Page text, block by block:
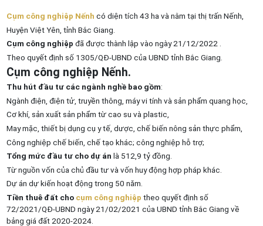
Cụm công nghiệp Nếnh có diện tích 43 ha và nằm tại thị trấn Nếnh,
Huyện Việt Yên, tỉnh Bắc Giang.
Cụm công nghiệp đã được thành lập vào ngày 21/12/2022 .
Theo quyết định số 1305/QĐ-UBND của UBND tỉnh Bắc Giang.
Cụm công nghiệp Nếnh.
Thu hút đầu tư các ngành nghề bao gồm:
Ngành điện, điện tử, truyền thông, máy vi tính và sản phẩm quang học,
Cơ khí, sản xuất sản phẩm từ cao su và plastic,
May mặc, thiết bị dụng cụ y tế, dược, chế biến nông sản thực phẩm,
Công nghiệp chế biến, chế tạo khác; công nghiệp hỗ trợ;
Tổng mức đầu tư cho dự án là 512,9 tỷ đồng.
Từ nguồn vốn của chủ đầu tư và vốn huy động hợp pháp khác.
Dự án dự kiến hoạt động trong 50 năm.
Tiền thuê đất cho cụm công nghiệp theo quyết định số
72/2021/QĐ-UBND ngày 21/02/2021 của UBND tỉnh Bắc Giang về
bảng giá đất 2020-2024.